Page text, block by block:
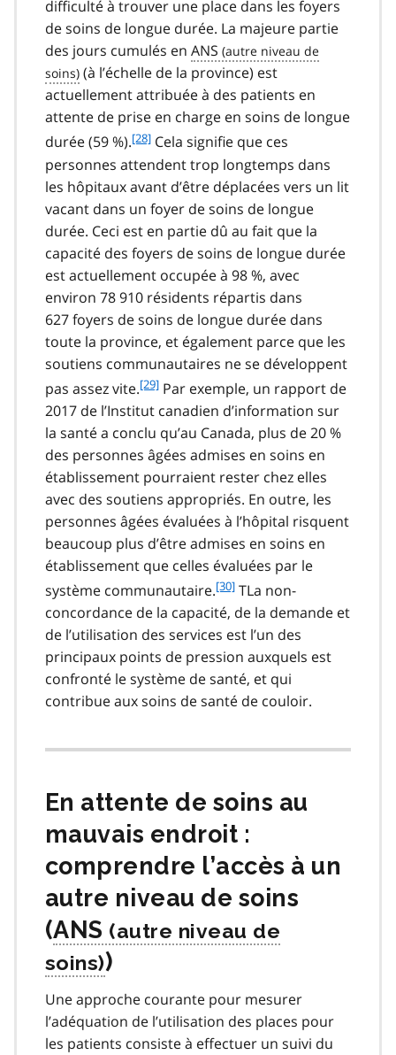
difficulté à trouver une place dans les foyers
de soins de longue durée. La majeure partie
des jours cumulés en ANS
(à l’échelle de la province) est
actuellement attribuée à des patients en
attente de prise en charge en soins de longue
durée (59 %).f
o
t
n
o
t
2
8
[28] Cela signifie que ces
personnes attendent trop longtemps dans
les hôpitaux avant d’être déplacées vers un lit
vacant dans un foyer de soins de longue
durée. Ceci est en partie dû au fait que la
capacité des foyers de soins de longue durée
est actuellement occupée à 98 %, avec
environ 78 910 résidents répartis dans
627 foyers de soins de longue durée dans
toute la province, et également parce que les
soutiens communautaires ne se développent
pas assez vite.f
o
t
n
o
t
e
2
9
[29] Par exemple, un rapport de
2017 de l’Institut canadien d’information sur
la santé a conclu qu’au Canada, plus de 20 %
des personnes âgées admises en soins en
établissement pourraient rester chez elles
avec des soutiens appropriés. En outre, les
personnes âgées évaluées à l’hôpital risquent
beaucoup plus d’être admises en soins en
établissement que celles évaluées par le
système communautaire.f
o
o
t
n
o
t
0
[30] TLa non-
concordance de la capacité, de la demande et
de l’utilisation des services est l’un des
principaux points de pression auxquels est
confronté le système de santé, et qui
contribue aux soins de santé de couloir.
En attente de soins au
mauvais endroit :
comprendre l’accès à un
autre niveau de soins
(ANS
)
Une approche courante pour mesurer
l’adéquation de l’utilisation des places pour
les patients consiste à effectuer un suivi du